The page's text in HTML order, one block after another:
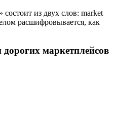
состоит из двух слов: market
расшифровывается, как
маркетплейсов